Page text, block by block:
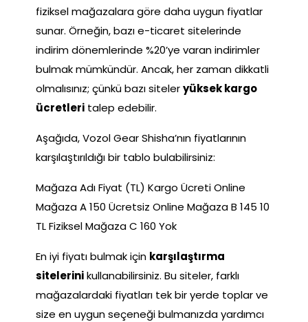
fiziksel mağazalara göre daha uygun fiyatlar
sunar. Örneğin, bazı e-ticaret sitelerinde
indirim dönemlerinde %20’ye varan indirimler
bulmak mümkündür. Ancak, her zaman dikkatli
olmalısınız; çünkü bazı siteleryüksek kargo
ücretleri talep edebilir.
Aşağıda, Vozol Gear Shisha’nın fiyatlarının
karşılaştırıldığı bir tablo bulabilirsiniz:
Mağaza Adı Fiyat (TL) Kargo Ücreti Online
Mağaza A 150 Ücretsiz Online Mağaza B 145 10
TL Fiziksel Mağaza C 160 Yok
En iyi fiyatı bulmak için karşılaştırma
sitelerinikullanabilirsiniz. Bu siteler, farklı
mağazalardaki fiyatları tek bir yerde toplar ve
size en uygun seçeneği bulmanızda yardımcı